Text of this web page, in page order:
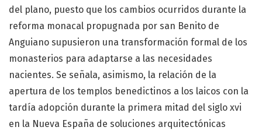
del plano, puesto que los cambios ocurridos durante la
reforma monacal propugnada por san Benito de
Anguiano supusieron una transformación formal de los
monasterios para adaptarse a las necesidades
nacientes. Se señala, asimismo, la relación de la
apertura de los templos benedictinos a los laicos con la
tardía adopción durante la primera mitad del siglo xvi
en la Nueva España de soluciones arquitectónicas